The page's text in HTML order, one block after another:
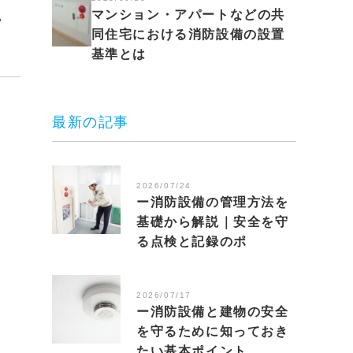
マンション・アパートなどの共
同住宅における消防設備の設置
基準とは
最新の記事
2026/07/24
ー消防設備の管理方法を
基礎から解説｜安全を守
る点検と記録のポ
2026/07/17
ー消防設備と建物の安全
を守るために知っておき